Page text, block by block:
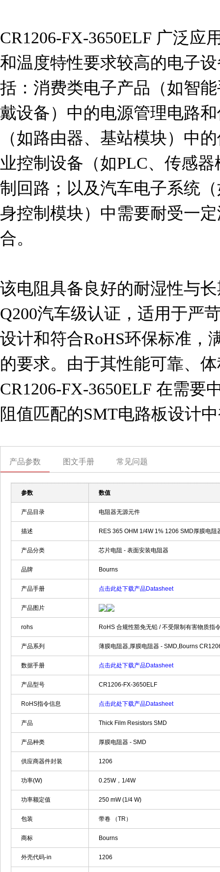
CR1206-FX-3650ELF 广泛应
和温度特性要求较高的电子
括：消费类电子产品（如智
戴设备）中的电源管理电路
（如路由器、基站模块）中
业控制设备（如PLC、传感
制回路；以及汽车电子系统
身控制模块）中需要耐受一
合。
该电阻具备良好的耐湿性与
Q200汽车级认证，适用于严
设计和符合RoHS环保标准，
的要求。由于其性能可靠、
CR1206-FX-3650ELF 在需要
阻值匹配的SMT电路板设计
产品参数 图文手册 常见问题
参数 数值
产品目录 电阻器无源元件
描述 RES 365 OHM 1/4W 1% 1206 SMD厚膜电阻
产品分类 芯片电阻 - 表面安装电阻器
品牌 Bourns
产品手册 点击此处下载产品Datasheet
产品图片
rohs RoHS 合规性豁免无铅 / 不受限制有害物质指
产品系列 薄膜电阻器,厚膜电阻器 - SMD,Bourns
数据手册 点击此处下载产品Datasheet
产品型号 CR1206-FX-3650ELF
RoHS指令信息 点击此处下载产品Datasheet
产品 Thick Film Resistors SMD
产品种类 厚膜电阻器 - SMD
供应商器件封装 1206
功率(W) 0.25W，1/4W
功率额定值 250 mW (1/4 W)
包装 带卷 （TR）
商标 Bourns
外壳代码-in 1206